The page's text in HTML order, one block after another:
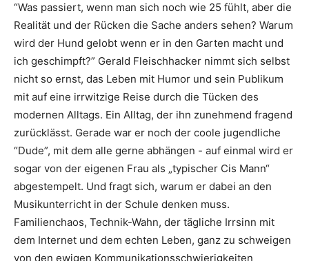
“Was passiert, wenn man sich noch wie 25 fühlt, aber die
Realität und der Rücken die Sache anders sehen? Warum
wird der Hund gelobt wenn er in den Garten macht und
ich geschimpft?” Gerald Fleischhacker nimmt sich selbst
nicht so ernst, das Leben mit Humor und sein Publikum
mit auf eine irrwitzige Reise durch die Tücken des
modernen Alltags. Ein Alltag, der ihn zunehmend fragend
zurücklässt. Gerade war er noch der coole jugendliche
“Dude”, mit dem alle gerne abhängen - auf einmal wird er
sogar von der eigenen Frau als „typischer Cis Mann“
abgestempelt. Und fragt sich, warum er dabei an den
Musikunterricht in der Schule denken muss.
Familienchaos, Technik-Wahn, der tägliche Irrsinn mit
dem Internet und dem echten Leben, ganz zu schweigen
von den ewigen Kommunikationsschwierigkeiten